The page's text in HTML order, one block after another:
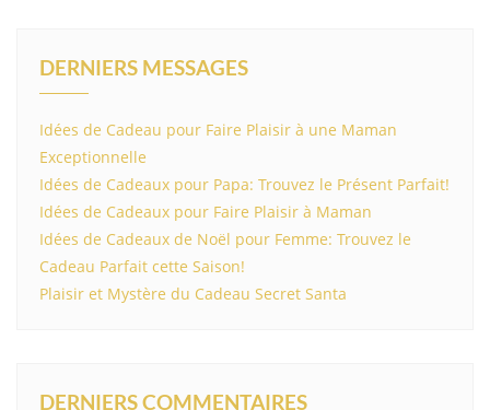
DERNIERS MESSAGES
Idées de Cadeau pour Faire Plaisir à une Maman
Exceptionnelle
Idées de Cadeaux pour Papa: Trouvez le Présent Parfait!
Idées de Cadeaux pour Faire Plaisir à Maman
Idées de Cadeaux de Noël pour Femme: Trouvez le
Cadeau Parfait cette Saison!
Plaisir et Mystère du Cadeau Secret Santa
DERNIERS COMMENTAIRES